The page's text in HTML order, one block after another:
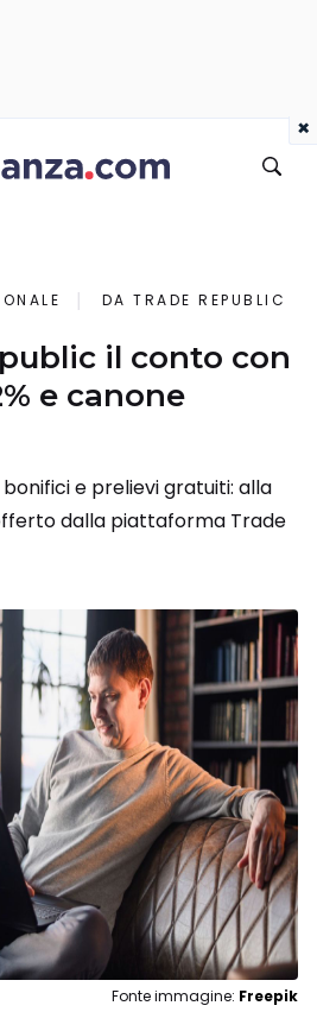
DA TRADE REPUBLIC
il conto con
e canone
e prelievi gratuiti: alla
dalla piattaforma Trade
Fonte immagine: Freepik
×